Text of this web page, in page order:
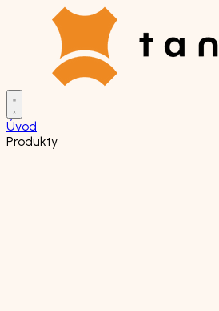
Úvod
Produkty